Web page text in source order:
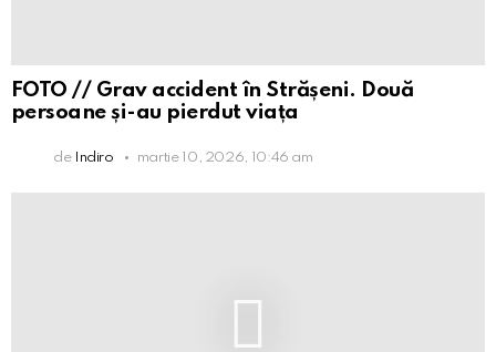
FOTO // Grav accident în Strășeni. Două
persoane și-au pierdut viața
de Indiro martie 10, 2026, 10:46 am